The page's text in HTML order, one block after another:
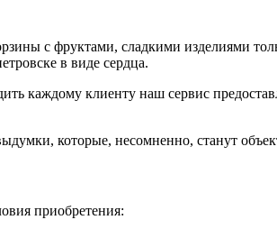
с фруктами, сладкими изделиями
в виде сердца.
каждому клиенту наш сервис
которые, несомненно, станут
приобретения: